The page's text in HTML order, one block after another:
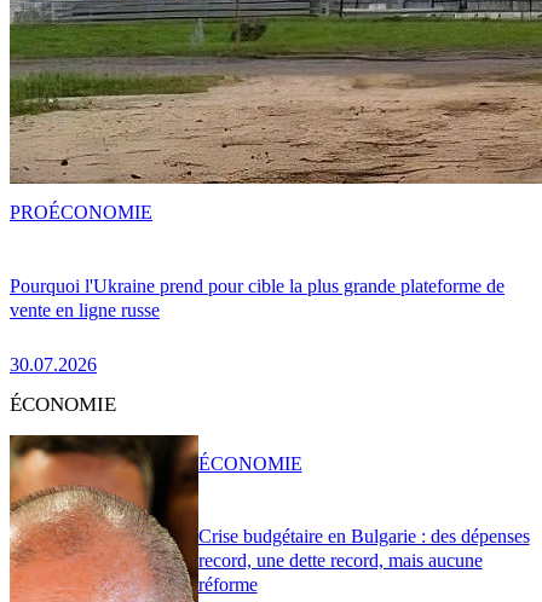
Pourquoi l'Ukraine prend pour cible la plus grande plateforme de
vente en ligne russe
30.07.2026
PROÉCONOMIE
ÉCONOMIE
Crise budgétaire en Bulgarie : des dépenses
record, une dette record, mais aucune
réforme
ÉCONOMIE